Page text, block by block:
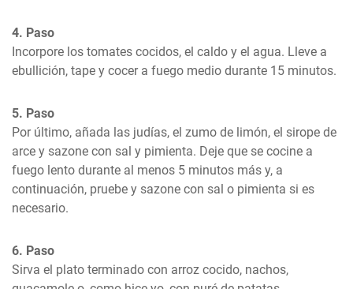
4. Paso
Incorpore los tomates cocidos, el caldo y el agua. Lleve a
ebullición, tape y cocer a fuego medio durante 15 minutos.
5. Paso
Por último, añada las judías, el zumo de limón, el sirope de
arce y sazone con sal y pimienta. Deje que se cocine a
fuego lento durante al menos 5 minutos más y, a
continuación, pruebe y sazone con sal o pimienta si es
necesario.
6. Paso
Sirva el plato terminado con arroz cocido, nachos,